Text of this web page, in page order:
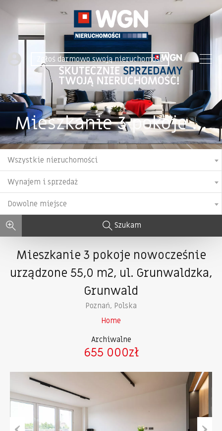
Zgłoś darmowo swoją nieruchomość
Mieszkanie 3 pokoje nowocześnie urządzone 55,0 m2, ul. Grunwaldzka, Grunwald
Wszystkie nieruchomości
Wynajem i sprzedaż
Dowolne miejsce
Szukam
Mieszkanie 3 pokoje nowocześnie
urządzone 55,0 m2, ul. Grunwaldzka,
Grunwald
Poznań, Polska
Home
Archiwalne
655 000zł